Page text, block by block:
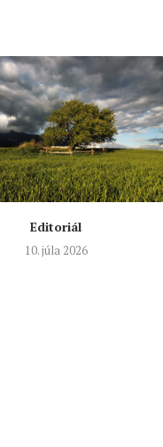
Editoriál
10. júla 2026